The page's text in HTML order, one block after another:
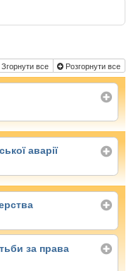
все Розгорнути все
аварії
за права